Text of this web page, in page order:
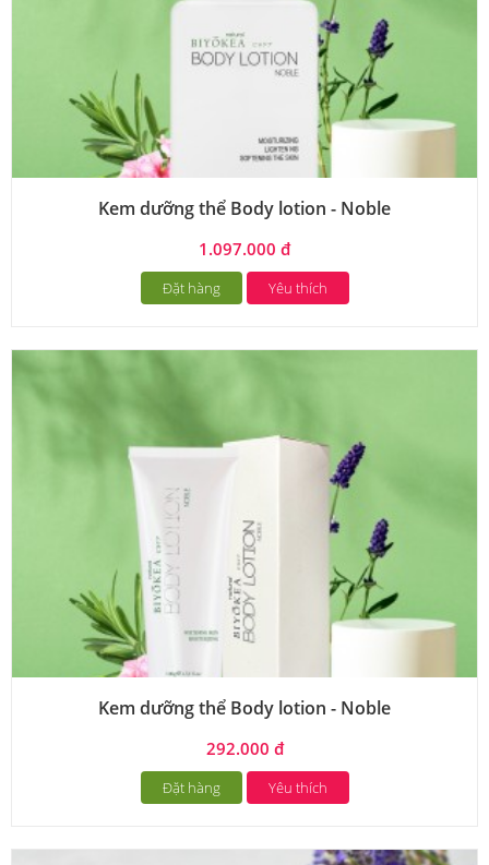
Kem dưỡng thể Body lotion - Noble
1.097.000 đ
Đặt hàng Yêu thích
Kem dưỡng thể Body lotion - Noble
292.000 đ
Đặt hàng Yêu thích